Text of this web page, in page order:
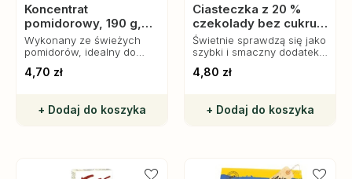
Koncentrat
pomidorowy, 190 g,
Rolnik
Wykonany ze świeżych
pomidorów, idealny do
jednogarnkowych.
4,70 zł
+ Dodaj do koszyka
Ciasteczka z 20 %
czekolady bez cukru,
135 g, Bogutti
Świetnie sprawdzą się jako
szybki i smaczny dodatek
mleka.
4,80 zł
+ Dodaj do koszyka